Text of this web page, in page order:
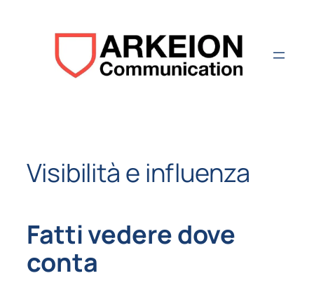
Visibilità e influenza
Fatti vedere dove
conta